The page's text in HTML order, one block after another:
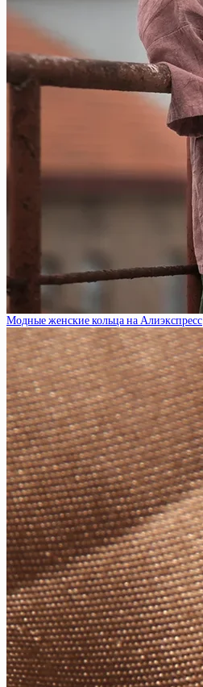
Модные женские кольца на Алиэкспресс